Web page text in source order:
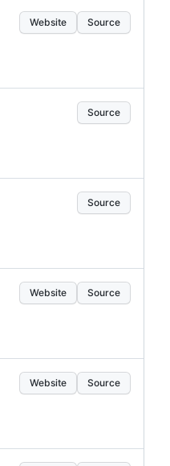
Website Source
Source
Source
Website Source
Website Source